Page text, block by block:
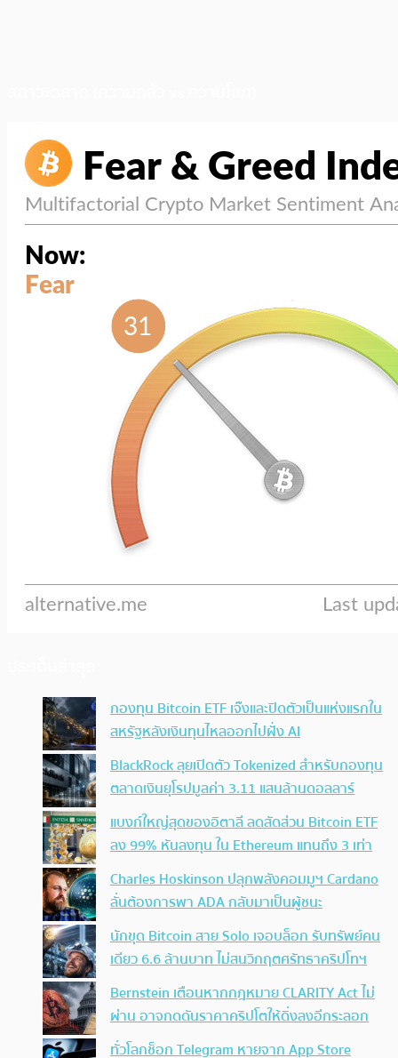
กองทุน Bitcoin ETF เจ๊งและปิดตัวเป็นแห่งแรกใน
สหรัฐหลังเงินทุนไหลออกไปฝั่ง AI
BlackRock ลุยเปิดตัว Tokenized สำหรับกองทุน
ตลาดเงินยุโรปมูลค่า 3.11 แสนล้านดอลลาร์
แบงก์ใหญ่สุดของอิตาลี ลดสัดส่วน Bitcoin ETF
ลง 99% หันลงทุน ใน Ethereum แทนถึง 3 เท่า
Charles Hoskinson ปลุกพลังคอมมูฯ Cardano
ลั่นต้องการพา ADA กลับมาเป็นผู้ชนะ
นักขุด Bitcoin สาย Solo เจอบล็อก รับทรัพย์คน
เดียว 6.6 ล้านบาท ไม่สนวิกฤตศรัทธาคริปโทฯ
Bernstein เตือนหากกฎหมาย CLARITY Act ไม่
ผ่าน อาจกดดันราคาคริปโตให้ดิ่งลงอีกระลอก
ทั่วโลกช็อก Telegram หายจาก App Store